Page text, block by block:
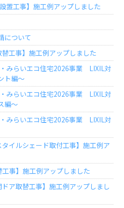
置工事】施工例アップしました
について
工事】施工例アップしました
みらいエコ住宅2026事業 LIXIL対
ト編～
みらいエコ住宅2026事業 LIXIL対
編～
みらいエコ住宅2026事業 LIXIL対
イルシェード取付工事】施工例ア
事】施工例アップしました
ア取替工事】施工例アップしまし